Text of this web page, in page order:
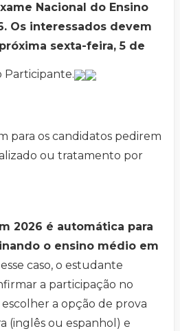
Nacional do Ensino
Os interessados devem
sexta-feira, 5 de
Participante.
para os candidatos pedirem
ou tratamento por
2026 é automática para
o ensino médio em
caso, o estudante
a participação no
escolher a opção de prova
(inglês ou espanhol) e